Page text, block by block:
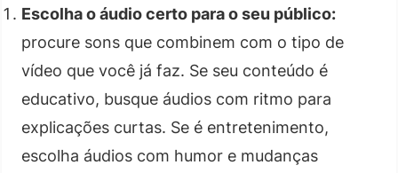
Escolha o áudio certo para o seu público:
procure sons que combinem com o tipo de
vídeo que você já faz. Se seu conteúdo é
educativo, busque áudios com ritmo para
explicações curtas. Se é entretenimento,
escolha áudios com humor e mudanças